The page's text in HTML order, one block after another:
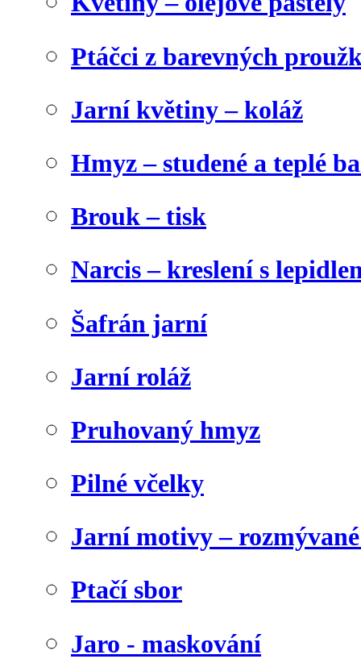
Ptáčci z barevných
Jarní květiny – koláž
Hmyz – studené a teplé
Brouk – tisk
Narcis – kreslení s
Šafrán jarní
Jarní roláž
Pruhovaný hmyz
Pilné včelky
Jarní motivy –
Ptačí sbor
Jaro - maskování